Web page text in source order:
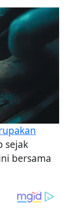
sejak
bersama